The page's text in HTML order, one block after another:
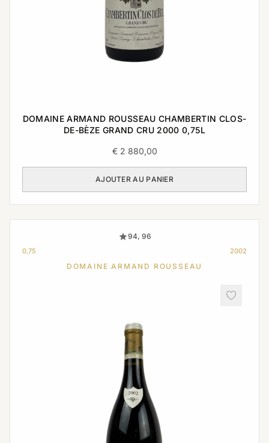
DOMAINE ARMAND ROUSSEAU CHAMBERTIN CLOS-
DE-BÈZE GRAND CRU 2000 0,75L
€2 880,00
AJOUTER AU PANIER
94, 96
0,75 2002
DOMAINE ARMAND ROUSSEAU